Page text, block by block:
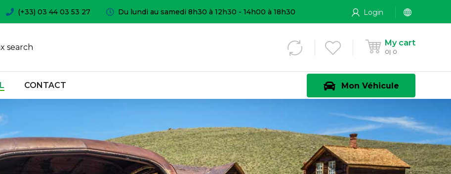
(+33) 03 44 03 53 27 Du lundi au samedi 8h30 à 12h30 - 14h00 à 18h30 Login
search My cart
0 0
Mon Véhicule
CONTACT